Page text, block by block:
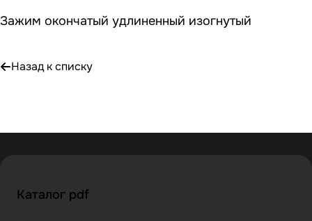
Зажим окончатый удлиненный изогнутый
Назад к списку
Каталог pdf